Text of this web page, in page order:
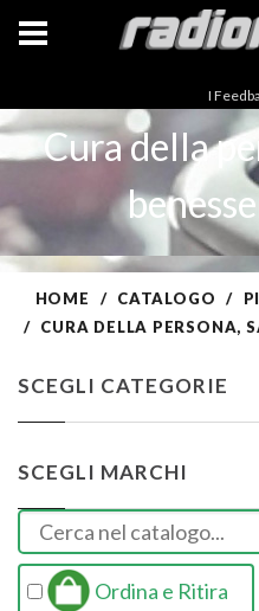
I
Cura della
HOME CATALOGO
CURA DELLA PERSONA,
SCEGLI CATEGORIE
SCEGLI MARCHI
Ordina e Ritira